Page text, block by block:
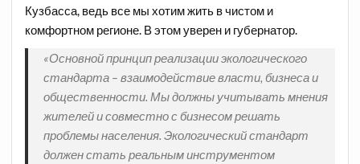
Кузбасса, ведь все мы хотим жить в чистом и
комфортном регионе. В этом уверен и губернатор.
«Основной принцип реализации экологического
стандарта – взаимодействие власти, бизнеса и
общественности. Мы должны учитывать мнения
жителей и совместно с бизнесом решать
проблемы населения. Экологический стандарт
должен стать реальным инструментом